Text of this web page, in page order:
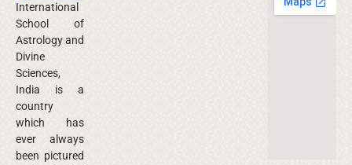
International
School of
Astrology and
Divine
Sciences,
India is a
country
which has
ever always
been pictured